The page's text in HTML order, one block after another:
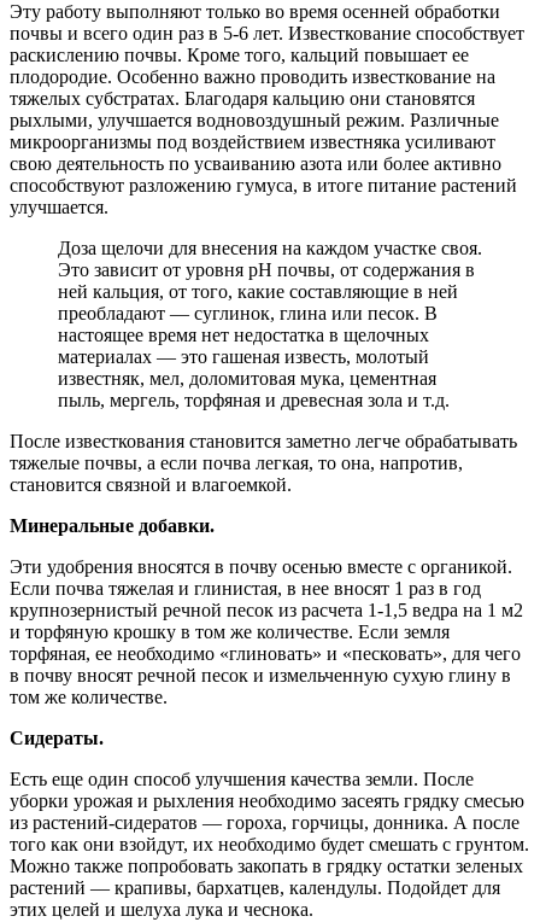
Эту работу выполняют только во время осенней обработки
почвы и всего один раз в 5-6 лет. Известкование способствует
раскислению почвы. Кроме того, кальций повышает ее
плодородие. Особенно важно проводить известкование на
тяжелых субстратах. Благодаря кальцию они становятся
рыхлыми, улучшается водновоздушный режим. Различные
микроорганизмы под воздействием известняка усиливают
свою деятельность по усваиванию азота или более активно
способствуют разложению гумуса, в итоге питание растений
улучшается.
Доза щелочи для внесения на каждом участке своя.
Это зависит от уровня pH почвы, от содержания в
ней кальция, от того, какие составляющие в ней
преобладают — суглинок, глина или песок. В
настоящее время нет недостатка в щелочных
материалах — это гашеная известь, молотый
известняк, мел, доломитовая мука, цементная
пыль, мергель, торфяная и древесная зола и т.д.
После известкования становится заметно легче обрабатывать
тяжелые почвы, а если почва легкая, то она, напротив,
становится связной и влагоемкой.
Минеральные добавки.
Эти удобрения вносятся в почву осенью вместе с органикой.
Если почва тяжелая и глинистая, в нее вносят 1 раз в год
крупнозернистый речной песок из расчета 1-1,5 ведра на 1 м2
и торфяную крошку в том же количестве. Если земля
торфяная, ее необходимо «глиновать» и «песковать», для чего
в почву вносят речной песок и измельченную сухую глину в
том же количестве.
Сидераты.
Есть еще один способ улучшения качества земли. После
уборки урожая и рыхления необходимо засеять грядку смесью
из растений-сидератов — гороха, горчицы, донника. А после
того как они взойдут, их необходимо будет смешать с грунтом.
Можно также попробовать закопать в грядку остатки зеленых
растений — крапивы, бархатцев, календулы. Подойдет для
этих целей и шелуха лука и чеснока.